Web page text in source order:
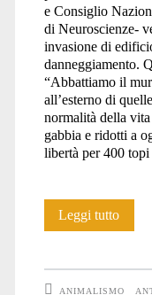
e Consiglio
di Neuroscienze-
invasione di
danneggiamento.
“Abbattiamo il
all’esterno di
normalità della
gabbia e ridotti a
libertà per 400
Leggi tutto
ANIMALISMO